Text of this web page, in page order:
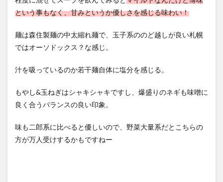
という事もなく、甘みというか優しさを感じる味わい！
麺は森住製麺の中太縮れ麺で、玉子系ののど越しが良い札幌
ではオーソドックス？な感じ。
汁を吸っているのか若干麺自体に塩分を感じる。
もやし&玉ねぎはシャキシャキですし、爆盛りのネギも味噌に
良く合うバランスの良い印象。
味も二郎系に比べると優しいので、野菜大量系だとこちらの
方が万人受けするかもですねー